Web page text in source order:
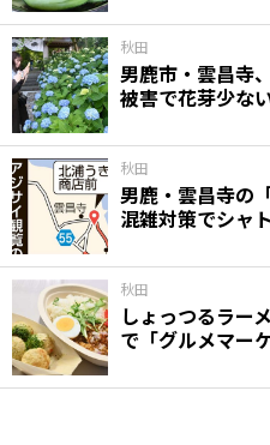
秋田
男鹿市・雲昌寺
被害で花芽少な
秋田
男鹿・雲昌寺の
混雑対策でシャ
秋田
しょっつるラ
で「グルメマー